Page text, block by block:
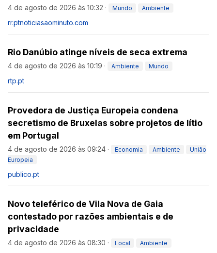
4 de agosto de 2026 às 10:32 · Mundo Ambiente
rr.ptnoticiasaominuto.com
Rio Danúbio atinge níveis de seca extrema
4 de agosto de 2026 às 10:19 · Ambiente Mundo
rtp.pt
Provedora de Justiça Europeia condena
secretismo de Bruxelas sobre projetos de lítio
em Portugal
4 de agosto de 2026 às 09:24 · Economia Ambiente
União
Europeia
publico.pt
Novo teleférico de Vila Nova de Gaia
contestado por razões ambientais e de
privacidade
4 de agosto de 2026 às 08:30 · Local Ambiente